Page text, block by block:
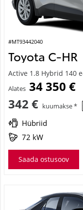
#MT93442040
Toyota C-HR
Active 1.8 Hybrid 140
Alates 34 350 €
342 € kuumakse *
Hübriid
72 kW
Saada ostusoov